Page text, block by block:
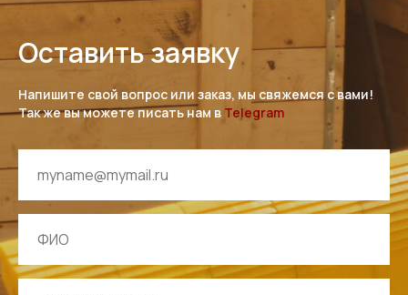
Оставить заявку
Напишите свой вопрос или заказ, мы свяжемся с вами!
Так же вы можете писать нам в Telegram